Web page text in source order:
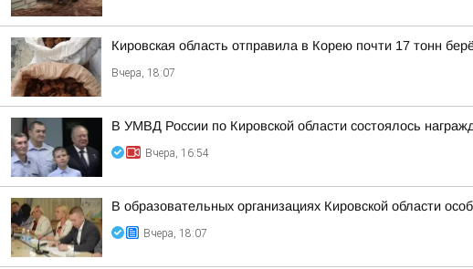
Кировская область отправила в Корею почти 17 тонн
Вчера, 18:07
В УМВД России по Кировской области состоялось
Вчера, 16:54
В образовательных организациях Кировской области
Вчера, 18:07